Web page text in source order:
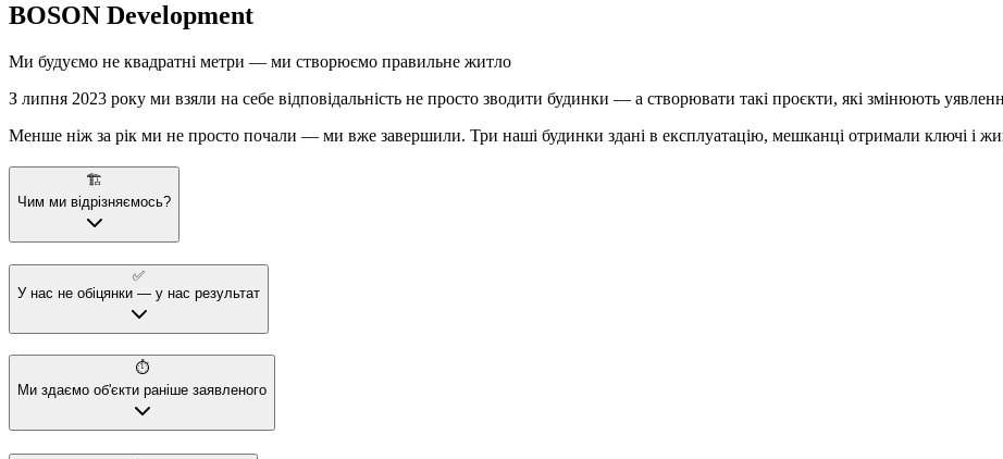
BOSON Development
Ми будуємо не квадратні метри — ми створюємо правильне житло
З липня 2023 року ми взяли на себе відповідальність не просто зводити будинки — а створювати такі проєкти, які змінюють
Менше ніж за рік ми не просто почали — ми вже завершили. Три наші будинки здані в експлуатацію, мешканці отримали ключі і
🏗️
Чим ми відрізняємось?
✅
У нас не обіцянки — у нас результат
⏱️
Ми здаємо об'єкти раніше заявленого